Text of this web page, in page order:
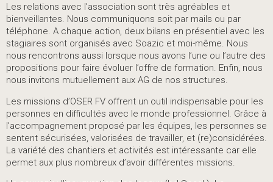
Les relations avec l’association sont très agréables et
bienveillantes. Nous communiquons soit par mails ou par
téléphone. A chaque action, deux bilans en présentiel avec les
stagiaires sont organisés avec Soazic et moi-même. Nous
nous rencontrons aussi lorsque nous avons l’une ou l’autre des
propositions pour faire évoluer l’offre de formation. Enfin, nous
nous invitons mutuellement aux AG de nos structures.
Les missions d’OSER FV offrent un outil indispensable pour les
personnes en difficultés avec le monde professionnel. Grâce à
l’accompagnement proposé par les équipes, les personnes se
sentent sécurisées, valorisées de travailler, et (re)considérées.
La variété des chantiers et activités est intéressante car elle
permet aux plus nombreux d’avoir différentes missions.